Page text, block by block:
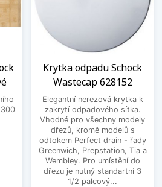
Krytka odpadu Schock
Wastecap 628152
Elegantní nerezová krytka k
zakrytí odpadového sítka.
Vhodné pro všechny modely
dřezů, kromě modelů s
odtokem Perfect drain - řady
Greenwich, Prepstation, Tia a
Wembley. Pro umístění do
dřezu je nutný standartní 3
1/2 palcový...